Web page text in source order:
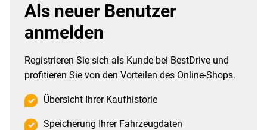
Als neuer Benutzer
anmelden
Registrieren Sie sich als Kunde bei BestDrive und
profitieren Sie von den Vorteilen des Online-Shops.
Übersicht Ihrer Kaufhistorie
Speicherung Ihrer Fahrzeugdaten